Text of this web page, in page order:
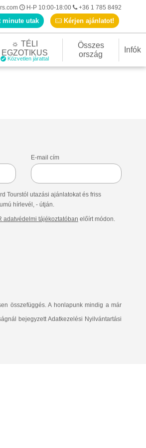
H-P 10:00-18:00
+36 1 785 8492
utak Kérjen ajánlatot!
☼ TÉLI
EGZOTIKUS
Közvetlen járattal
Összes
ország
Infók
E-mail cím
Tourstól utazási ajánlatokat és friss
hírlevél, - útján.
adatvédelmi tájékoztatóban előírt módon.
összefüggés. A honlapunk mindig a már
bejegyzett Adatkezelési Nyilvántartási